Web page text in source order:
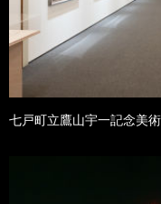
七戸町立鷹山宇一記念美